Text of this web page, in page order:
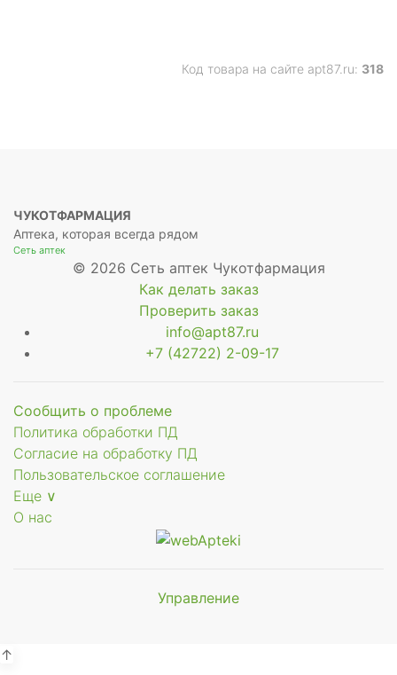
Код товара на сайте apt87.ru: 318
ЧУКОТФАРМАЦИЯ
Аптека, которая всегда рядом
Сеть аптек
© 2026 Сеть аптек Чукотфармация
Как делать заказ
Проверить заказ
info@apt87.ru
+7 (42722) 2-09-17
Сообщить о проблеме
Политика обработки ПД
Согласие на обработку ПД
Пользовательское соглашение
Еще ∨
О нас
Управление
↑
Мы будем